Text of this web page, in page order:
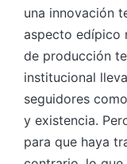
una innovación
aspecto edípico
de producción
institucional
seguidores
y existencia.
para que haya